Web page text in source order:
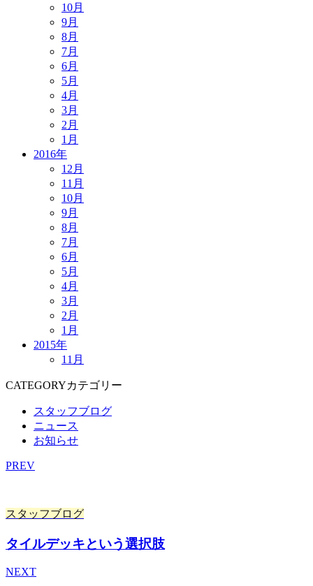
10月
9月
8月
7月
6月
5月
4月
3月
2月
1月
2016年
12月
11月
10月
9月
8月
7月
6月
5月
4月
3月
2月
1月
2015年
11月
CATEGORYカテゴリー
スタッフブログ
ニュース
お知らせ
PREV
スタッフブログ
タイルデッキという選択肢
NEXT